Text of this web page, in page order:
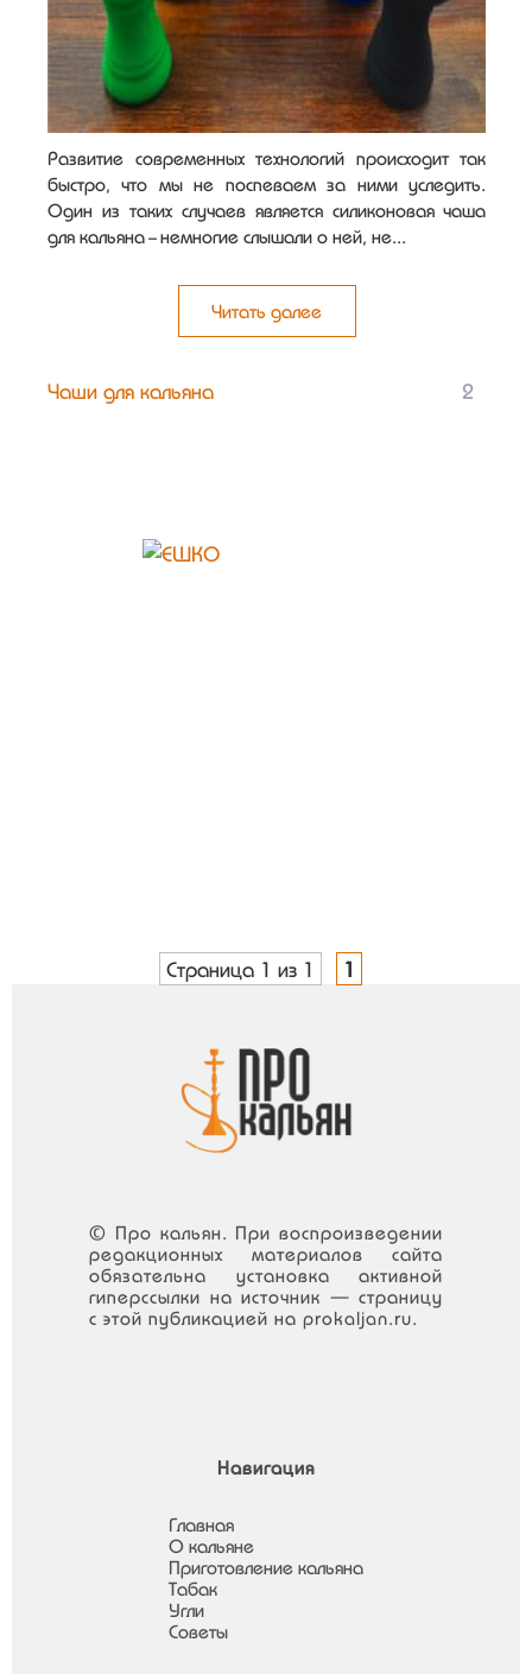
Развитие современных технологий происходит так
быстро, что мы не поспеваем за ними уследить.
Один из таких случаев является силиконовая чаша
для кальяна - немногие слышали о ней, не...
Читать далее
Чаши для кальяна 2
Страница 1 из 1 1
© Про кальян. При воспроизведении
редакционных материалов сайта
обязательна установка активной
гиперссылки на источник — страницу
с этой публикацией на prokaljan.ru.
Навигация
Главная
О кальяне
Приготовление кальяна
Табак
Угли
Советы